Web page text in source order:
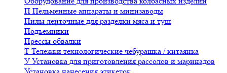
П Пельменные аппараты и минизаводы
Пилы ленточные для разделки мяса и туш
Подъемники
Прессы обвалки
Т Тележки технологические чебурашка / китаянка
У Установка для приготовления рассолов и маринадов